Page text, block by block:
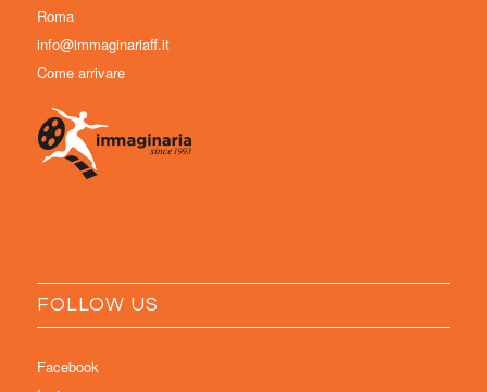
Roma
info@immaginariaff.it
Come arrivare
FOLLOW US
Facebook